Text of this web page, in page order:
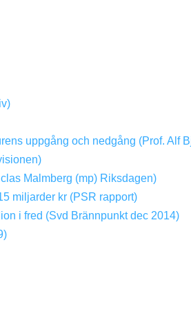
uppgång och nedgång (Prof. Alf
Malmberg (mp) Riksdagen)
miljarder kr (PSR rapport)
i fred (Svd Brännpunkt dec 2014)